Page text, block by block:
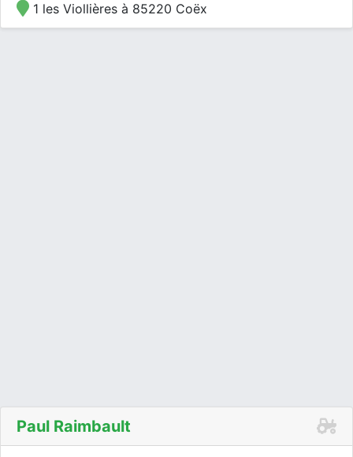
1 les Viollières à 85220 Coëx
Paul Raimbault